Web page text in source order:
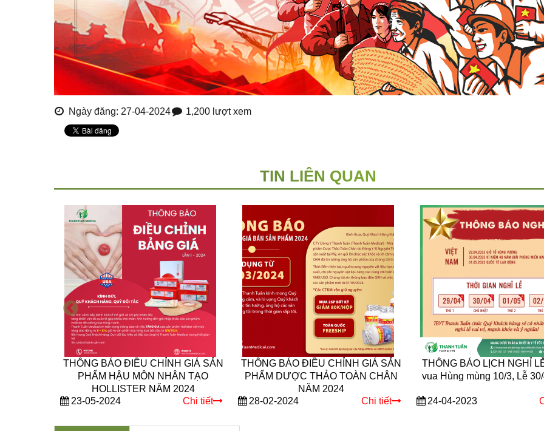
Ngày đăng: 27-04-2024 1,200 lượt xem
TIN LIÊN QUAN
THÔNG BÁO ĐIỀU CHỈNH GIÁ SẢN
PHẨM HẬU MÔN NHÂN TẠO
HOLLISTER NĂM 2024
23-05-2024
Chi tiết
THÔNG BÁO ĐIỀU CHỈNH GIÁ SẢN
PHẨM DƯỢC THẢO TOÀN CHÂN
NĂM 2024
28-02-2024
Chi tiết
THÔNG BÁO LỊCH NGHỈ
vua Hùng mùng 10/3, Lễ
24-04-2023